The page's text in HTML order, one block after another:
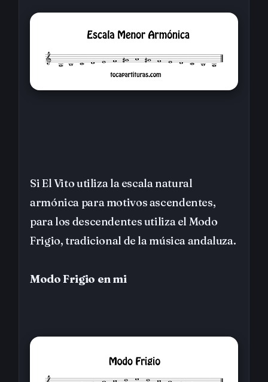
Si El Vito utiliza la escala natural
armónica para motivos ascendentes,
para los descendentes utiliza el Modo
Frigio, tradicional de la música andaluza.
Modo Frigio en mi